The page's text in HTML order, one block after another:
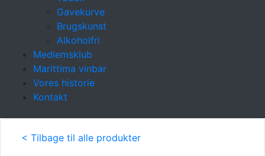
Gavekurve
Brugskunst
Alkoholfri
Medlemsklub
Marittima vinbar
Vores historie
Kontakt
< Tilbage til alle produkter